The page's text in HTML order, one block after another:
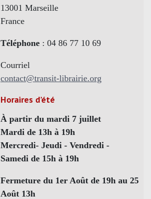
13001 Marseille
France
Téléphone: 04 86 77 10 69
Courriel
contact@transit-librairie.org
Horaires d’été
À partir du mardi 7 juillet
Mardi de 13h à 19h
Mercredi- Jeudi - Vendredi -
Samedi de 15h à 19h
Fermeture du 1er Août de 19h au 25
Août 13h